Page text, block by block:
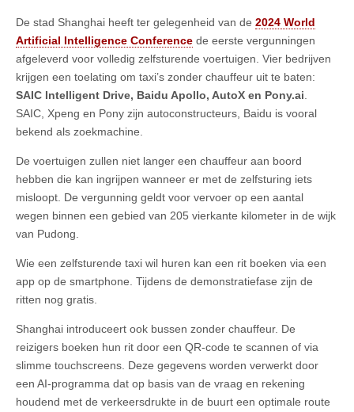
De stad Shanghai heeft ter gelegenheid van de 2024 World
Artificial Intelligence Conference de eerste vergunningen
afgeleverd voor volledig zelfsturende voertuigen. Vier bedrijven
krijgen een toelating om taxi’s zonder chauffeur uit te baten:
SAIC Intelligent Drive, Baidu Apollo, AutoX en Pony.ai
SAIC, Xpeng en Pony zijn autoconstructeurs, Baidu is vooral
bekend als zoekmachine.
De voertuigen zullen niet langer een chauffeur aan boord
hebben die kan ingrijpen wanneer er met de zelfsturing iets
misloopt. De vergunning geldt voor vervoer op een aantal
wegen binnen een gebied van 205 vierkante kilometer in de wijk
van Pudong.
Wie een zelfsturende taxi wil huren kan een rit boeken via een
app op de smartphone. Tijdens de demonstratiefase zijn de
ritten nog gratis.
Shanghai introduceert ook bussen zonder chauffeur. De
reizigers boeken hun rit door een QR-code te scannen of via
slimme touchscreens. Deze gegevens worden verwerkt door
een AI-programma dat op basis van de vraag en rekening
houdend met de verkeersdrukte in de buurt een optimale route